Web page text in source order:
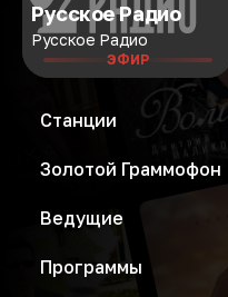
Русское Радио
Русское Радио
ЭФИР
Станции
Золотой Граммофон
Ведущие
Программы